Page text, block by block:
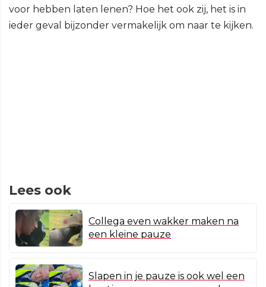
voor hebben laten lenen? Hoe het ook zij, het is in
ieder geval bijzonder vermakelijk om naar te kijken.
Lees ook
Collega even wakker maken na
een kleine pauze
Slapen in je pauze is ook wel een